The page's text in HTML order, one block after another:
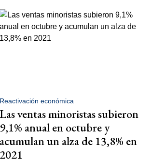
Reactivación económica
Las ventas minoristas subieron
9,1% anual en octubre y
acumulan un alza de 13,8% en
2021